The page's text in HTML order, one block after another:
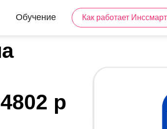
Как работает Инссмарт
Обучение
р